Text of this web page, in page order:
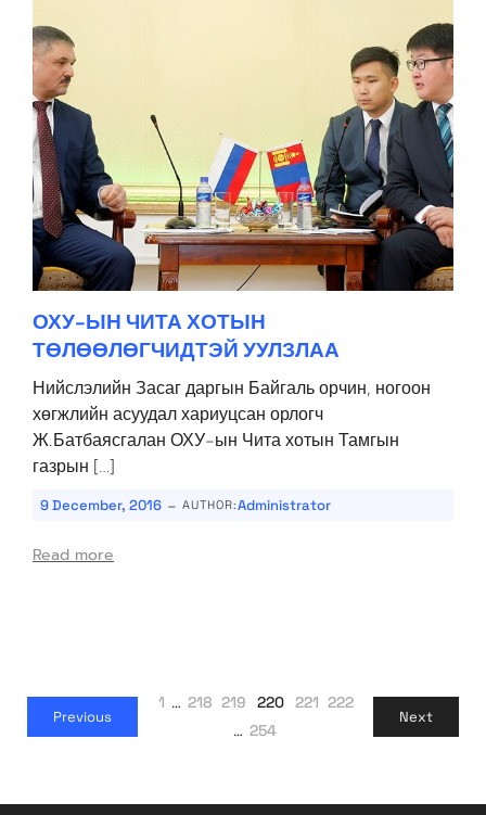
ОХУ-ЫН ЧИТА ХОТЫН
ТӨЛӨӨЛӨГЧИДТЭЙ УУЛЗЛАА
Нийслэлийн Засаг даргын Байгаль орчин, ногоон
хөгжлийн асуудал хариуцсан орлогч
Ж.Батбаясгалан ОХУ-ын Чита хотын Тамгын
газрын […]
9 December, 2016 - AUTHOR:Administrator
Read more
Previous
1 … 218 219 220 221 222
… 254
Next